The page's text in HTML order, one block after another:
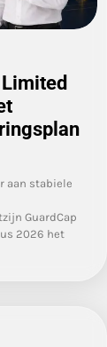
aan stabiele
GuardCap
2026 het